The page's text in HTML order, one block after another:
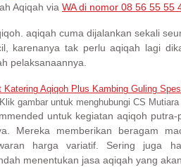
Aqiqah via WA di nomor 08 56 55 55
aqiqah cuma dijalankan sekali
karenanya tak perlu aqiqah lagi
pelaksanaannya.
Klik gambar untuk menghubungi CS Mutiara
untuk kegiatan aqiqoh
Mereka memberikan beragam
harga variatif. Sering juga
menentukan jasa aqiqah yang